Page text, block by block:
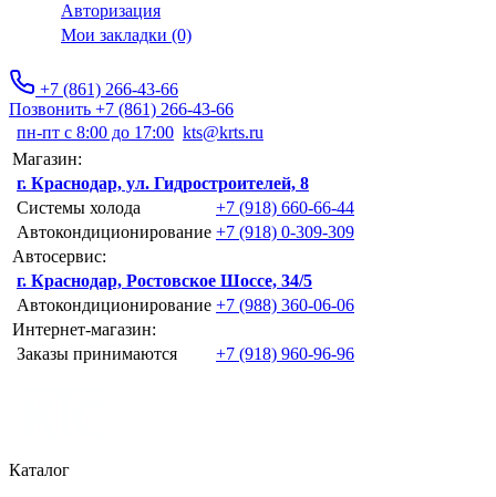
Авторизация
Мои закладки (0)
+7 (861) 266-43-66
Позвонить +7 (861) 266-43-66
пн-пт с 8:00 до 17:00 kts@krts.ru
Магазин:
г. Краснодар, ул. Гидростроителей, 8
Системы холода
+7 (918) 660-66-44
Автокондиционирование +7 (918) 0-309-309
Автосервис:
г. Краснодар, Ростовское Шоссе, 34/5
Автокондиционирование +7 (988) 360-06-06
Интернет-магазин:
Заказы принимаются
+7 (918) 960-96-96
Каталог